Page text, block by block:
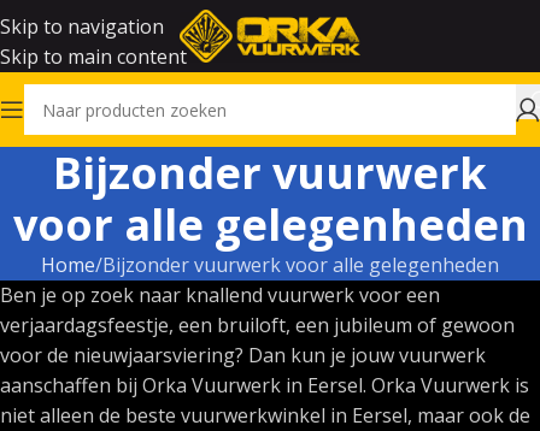
Skip to navigation
Skip to main content
Bijzonder vuurwerk
voor alle gelegenheden
Home Bijzonder vuurwerk voor alle gelegenheden
Ben je op zoek naar knallend vuurwerk voor een
verjaardagsfeestje, een bruiloft, een jubileum of gewoon
voor de nieuwjaarsviering? Dan kun je jouw vuurwerk
aanschaffen bij Orka Vuurwerk in Eersel. Orka Vuurwerk is
niet alleen de beste vuurwerkwinkel in Eersel, maar ook de